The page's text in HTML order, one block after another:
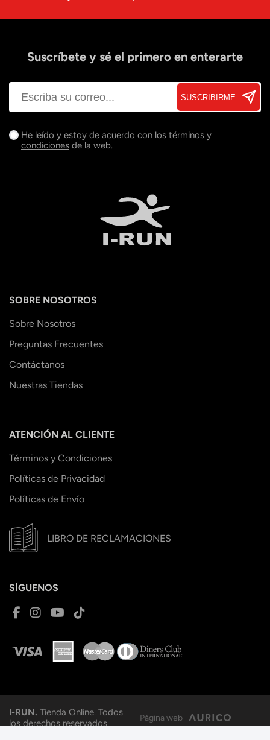
Suscríbete y sé el primero en enterarte
SUSCRIBIRME
He leído y estoy de acuerdo con los términos y
condiciones de la web.
SOBRE NOSOTROS
Sobre Nosotros
Preguntas Frecuentes
Contáctanos
Nuestras Tiendas
ATENCIÓN AL CLIENTE
Términos y Condiciones
Políticas de Privacidad
Políticas de Envío
LIBRO DE RECLAMACIONES
SÍGUENOS
I-RUN. Tienda Online. Todos
los derechos reservados.
Página web